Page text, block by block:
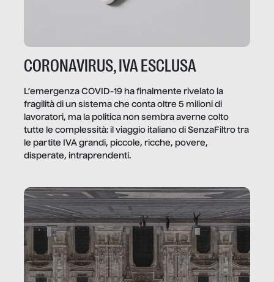
CORONAVIRUS, IVA ESCLUSA
L’emergenza COVID-19 ha finalmente rivelato la
fragilità di un sistema che conta oltre 5 milioni di
lavoratori, ma la politica non sembra averne colto
tutte le complessità: il viaggio italiano di SenzaFiltro tra
le partite IVA grandi, piccole, ricche, povere,
disperate, intraprendenti.